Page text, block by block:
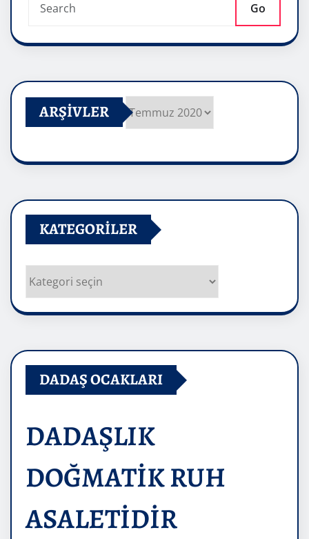
Go
ARŞIVLER
KATEGORILER
Kategoriler
DADAŞ OCAKLARI
DADAŞLIK
DOĞMATİK RUH
ASALETİDİR